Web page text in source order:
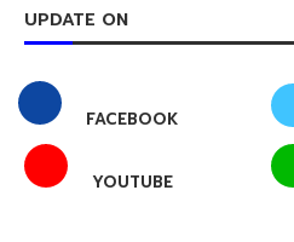
UPDATE ON
FACEBOOK
YOUTUBE